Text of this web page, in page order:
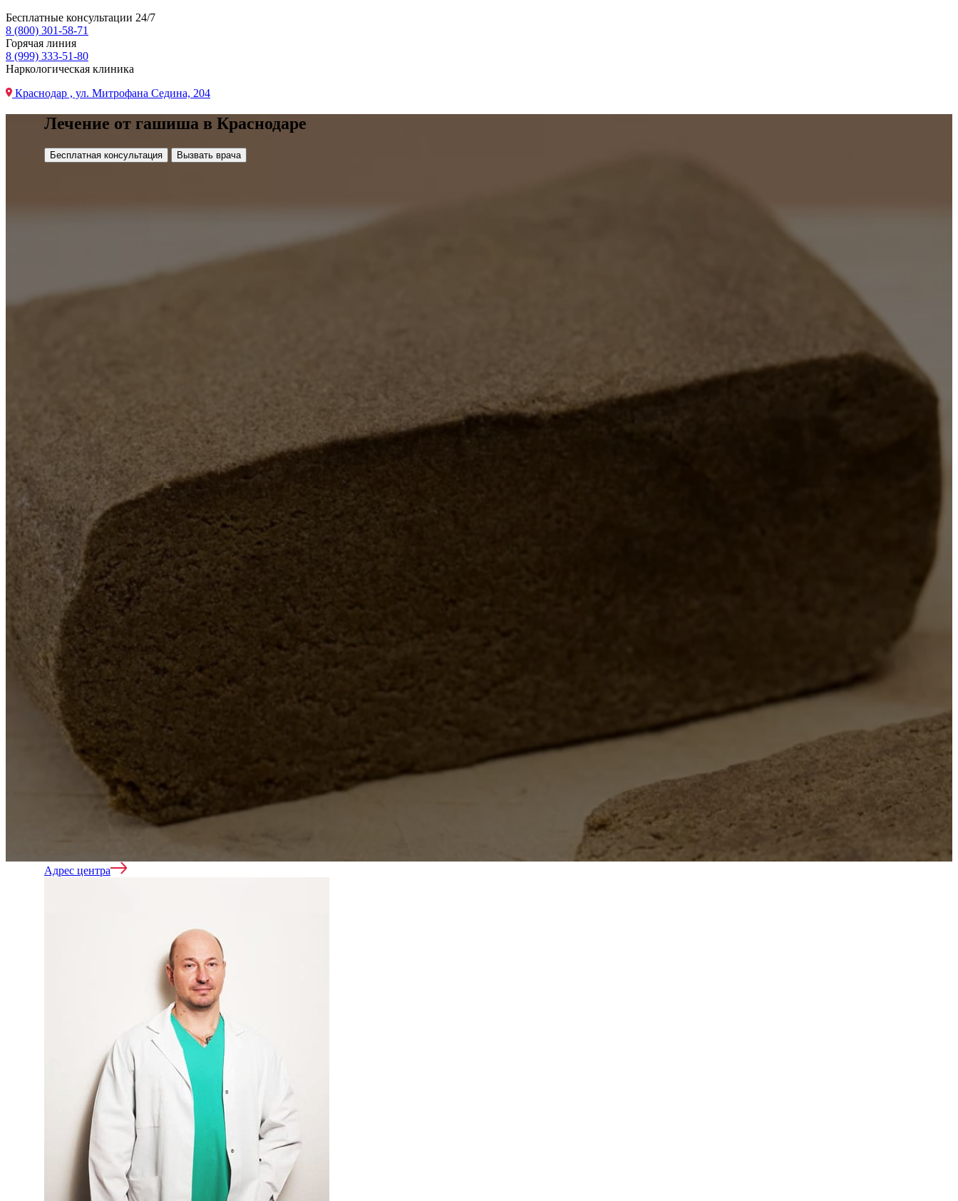
Бесплатные консультации 24/7
8 (800) 301-58-71
Горячая линия
8 (999) 333-51-80
Наркологическая клиника
Краснодар , ул. Митрофана Седина, 204
Лечение от гашиша в Краснодаре
Бесплатная консультация Вызвать врача
Вывод из запоя
Лечение наркомании
Кодирование
Лечение алкоголизма
Адрес центра